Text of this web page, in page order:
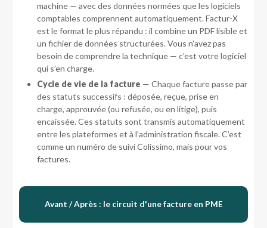
machine — avec des données normées que les logiciels
comptables comprennent automatiquement. Factur-X
est le format le plus répandu : il combine un PDF lisible et
un fichier de données structurées. Vous n’avez pas
besoin de comprendre la technique — c’est votre logiciel
qui s’en charge.
Cycle de vie de la facture — Chaque facture passe par
des statuts successifs : déposée, reçue, prise en
charge, approuvée (ou refusée, ou en litige), puis
encaissée. Ces statuts sont transmis automatiquement
entre les plateformes et à l’administration fiscale. C’est
comme un numéro de suivi Colissimo, mais pour vos
factures.
Avant / Après : le circuit d'une facture en PME